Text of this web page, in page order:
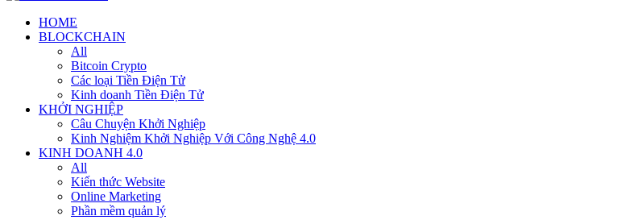
HOME
BLOCKCHAIN
All
Bitcoin Crypto
Các loại Tiền Điện Tử
Kinh doanh Tiền Điện Tử
KHỞI NGHIỆP
Câu Chuyện Khởi Nghiệp
Kinh Nghiệm Khởi Nghiệp Với Công Nghệ 4.0
KINH DOANH 4.0
All
Kiến thức Website
Online Marketing
Phần mềm quản lý